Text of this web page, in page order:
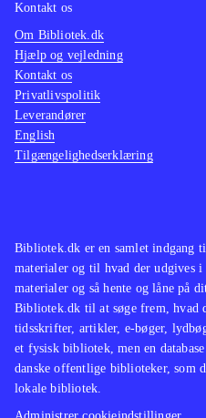
Bibliotek.dk er en samlet indgang
materialer og til hvad der udgives
materialer og så hente og låne på
Bibliotek.dk til at søge frem, hvad
tidsskrifter, artikler, e-bøger,
et fysisk bibliotek, men en
danske offentlige biblioteker, som
lokale bibliotek.
Kontakt os
Om Bibliotek.dk
Hjælp og vejledning
Kontakt os
Privatlivspolitik
Leverandører
English
Tilgængelighedserklæring